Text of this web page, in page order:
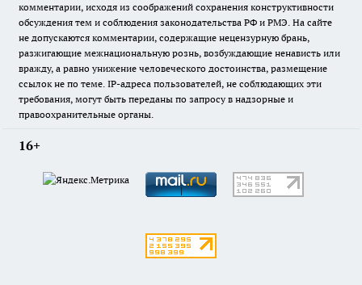
комментарии, исходя из соображений сохранения конструктивности
обсуждения тем и соблюдения законодательства РФ и РМЭ. На сайте
не допускаются комментарии, содержащие нецензурную брань,
разжигающие межнациональную рознь, возбуждающие ненависть или
вражду, а равно унижение человеческого достоинства, размещение
ссылок не по теме. IP-адреса пользователей, не соблюдающих эти
требования, могут быть переданы по запросу в надзорные и
правоохранительные органы.
16+